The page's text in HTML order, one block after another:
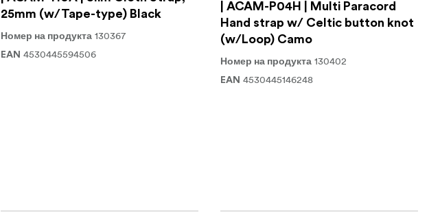
25mm (w/Tape-type) Black
Номер на продукта 130367
EAN 4530445594506
| ACAM-P04H | Multi Paracord
Hand strap w/ Celtic button knot
(w/Loop) Camo
Номер на продукта 130402
EAN 4530445146248